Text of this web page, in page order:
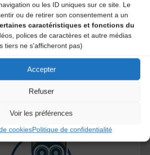
ou les ID uniques sur ce site. Le
ou de retirer son consentement a un
caractéristiques et fonctions du
polices de caractères et autre médias
tiers ne s'afficheront pas)
Accepter
Refuser
Voir les préférences
cookiesPolitique de confidentialité
façon dont les données de vos
traitées .
A DECOUVRIR :